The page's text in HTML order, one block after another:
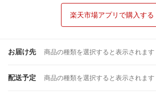
楽天市場アプリで購入する
お届け先 商品の種類を選択すると表示されます
配送予定 商品の種類を選択すると表示されます